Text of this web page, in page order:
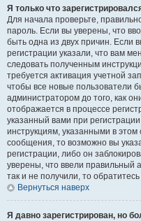
Я только что
Для начала проверьте,
пароль. Если вы уверены, что
быть одна из двух причин. Если
регистрации указали, что вам
следовать полученным
требуется активация учетной
чтобы все новые пользователи
администратором до того, как
отображается в процессе
указанный вами при
инструкциям, указанными в
сообщения, то возможно вы
регистрации, либо он
уверены, что ввели правильный
так и не получили, то
Вернуться наверх
Я давно зарегистрирован, но